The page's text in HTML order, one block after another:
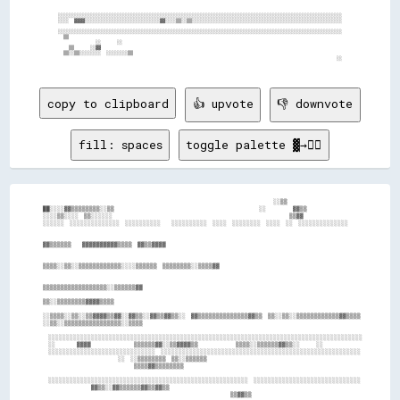
  ░░░░░░░░░░░░░░░░░░░░░░░░░░░░░░░░░░░░░░░░░░░░░░░░░░░░░░░░░░░░░░░░░░░░░░░░░░░░░░░░░░░░░░░░░░░░░░░░░░░░░░░░░░
  ░░░░  ▓▓▓▓░░░░░░░░░░░░░░░░░░░░░░░░░░░░▓▓░░░░▒▒░░▒▒░░░░░░░░░░░░░░░░░░░░░░░░░░░░░░░░░░░░░░░░░░░░░░░░░░░░░░░░
  ░░░░░░░░░░░░░░░░░░░░░░░░░░░░░░░░░░░░░░░░░░░░░░░░░░░░░░░░░░░░░░░░░░░░░░░░░░░░░░░░░░░░░░░░░░░░░░░░░░░░░░░░░░
                ░░      ░░
      ▒▒      ░░▓▓
    ▒▒░░▒▒░░░░░░░░  ░░░░░░░░▒▒
                                                                                                          ░░
copy to clipboard 👍 upvote 👎 downvote
fill: spaces toggle palette ▓→✊🏽
                                                                                        ░░▒▒
  ██░░░░▓▓▒▒▒▒▒▒▒▒░░▒▒                                                      ░░          ▓▓▒▒
  ░░░░▒▒░░░░  ▒▒░░░░░░                                                                  ▒▒▓▓
  ░░░░░░  ░░░░░░░░░░░░░░  ░░░░░░░░░░    ░░░░░░░░░░  ░░░░  ░░░░░░░░  ░░░░  ░░  ░░░░░░░░░░░░░░
  ▓▓▒▒▒▒▒▒    ▓▓▓▓▓▓▓▓▓▓▒▒▒▒  ▓▓▒▒▓▓▓▓
  ▒▒▒▒░░▒▒░░▒▒▒▒▒▒▒▒▒▒▒▒░░░░▒▒▒▒▒▒  ▒▒▒▒▒▒▒▒░░▒▒▒▒▓▓
  ▒▒▒▒▒▒▒▒▒▒▒▒▒▒▒▒▒▒░░▒▒▒▒▒▒▓▓
  ▒▒░░▒▒▒▒▒▒▒▒▓▓▓▓▒▒▒▒
  ░░▒▒▒▒░░▒▒░░▒▒▓▓▓▓▒▒▓▓░░▓▓▒▒░░▓▓▒▒▓▓▒▒░░  ▓▓▒▒▒▒▒▒▒▒▒▒▒▒▒▒▓▓▒▒  ▒▒░░▒▒░░▒▒▒▒▒▒▒▒▒▒▒▒▓▓▒▒▒▒
  ░░▒▒░░▒▒▒▒▒▒▒▒▒▒▒▒▒▒▒▒░░▒▒▒▒
    ░░░░░░░░░░░░░░░░░░░░░░░░░░░░░░░░░░░░░░░░░░░░░░░░░░░░░░░░░░░░░░░░░░░░░░░░░░░░░░░░░░░░░░░░
    ░░        ▓▓▓▓                ▒▒▒▒▒▒▓▓░░▒▒▓▓▓▓▒▒              ▒▒▒▒░░▒▒▒▒▒▒▓▓▒▒░░      ░░
    ░░░░░░░░░░░░░░░░░░░░░░░░░░░░░░  ░░░░░░░░░░░░░░░░░░░░░░░░░░░░░░░░░░░░░░░░░░░░░░░░░░░░░░░░
                              ░░  ░░▒▒▒▒▒▒▒▒  ▒▒░░▒▒▒▒▒▒
                                    ▒▒▒▒▓▓▒▒▒▒▒▒▒▒
    ░░░░░░░░░░░░░░░░░░░░░░░░░░░░░░░░░░░░░░░░░░░░░░░░░░░░░░░░  ░░░░░░░░░░░░░░░░░░░░░░░░░░░░░░
                    ▓▓▒▒░░▓▓▒▒▒▒▒▒▓▓▒▒▓▓▒▒
                                                                        ▒▒▓▓▒▒